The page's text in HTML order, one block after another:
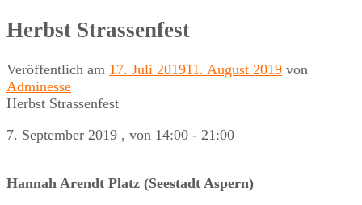
Herbst Strassenfest
Veröffentlich am 17. Juli 201911. August 2019 von
Adminesse
Herbst Strassenfest
7. September 2019 , von 14:00 - 21:00
Hannah Arendt Platz (Seestadt Aspern)